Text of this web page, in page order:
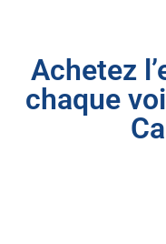
Achetez
chaque